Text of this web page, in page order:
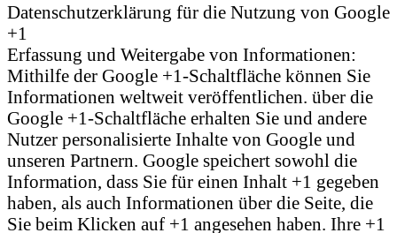
Datenschutzerklärung für die Nutzung von Google
+1
Erfassung und Weitergabe von Informationen:
Mithilfe der Google +1-Schaltfläche können Sie
Informationen weltweit veröffentlichen. über die
Google +1-Schaltfläche erhalten Sie und andere
Nutzer personalisierte Inhalte von Google und
unseren Partnern. Google speichert sowohl die
Information, dass Sie für einen Inhalt +1 gegeben
haben, als auch Informationen über die Seite, die
Sie beim Klicken auf +1 angesehen haben. Ihre +1